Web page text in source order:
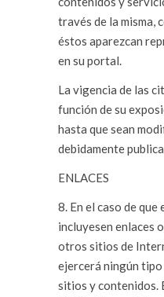
través de la misma,
éstos aparezcan
en su portal.
La vigencia de las
función de su
hasta que sean
debidamente
ENLACES
8. En el caso de que
incluyesen enlaces
otros sitios de
ejercerá ningún
sitios y contenidos.